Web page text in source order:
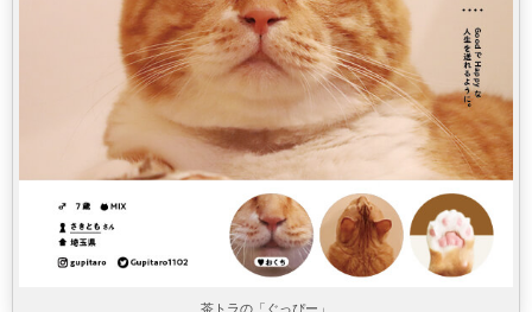
茶トラの「ぐっぴー」